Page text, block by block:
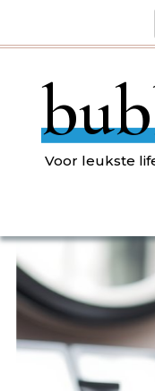
content
Voor leukste